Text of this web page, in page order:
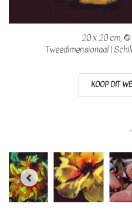
20 x 20 cm, ©
Tweedimensionaal |
KOOP DIT
..